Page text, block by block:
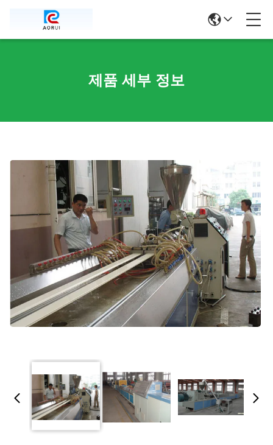
제품 세부 정보